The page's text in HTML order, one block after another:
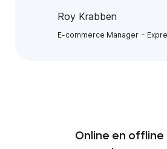
Roy Krabben
E-commerce Manager
Online en offline